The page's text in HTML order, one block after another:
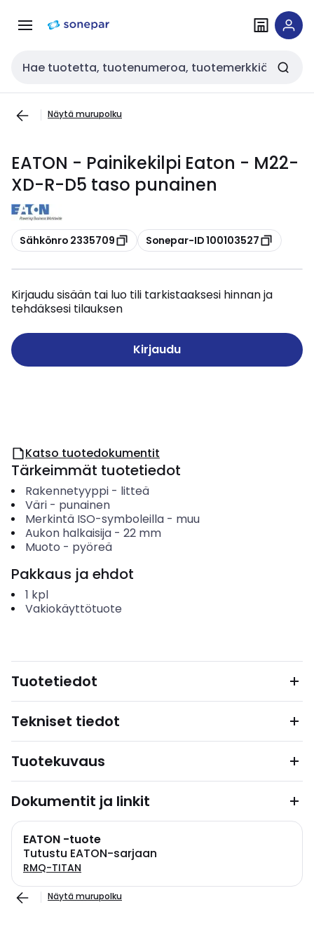
navigointiinsisältöön
Haku
Näytä murupolku
EATON - Painikekilpi Eaton - M22-
XD-R-D5 taso punainen
Kopioi
Sähkönro 2335709 Kopioi
Sonepar-ID 100103527
Kirjaudu sisään tai luo tili tarkistaaksesi hinnan ja
tehdäksesi tilauksen
Kirjaudu
Katso tuotedokumentit
Tärkeimmät tuotetiedot
Rakennetyyppi- litteä
Väri- punainen
Merkintä ISO-symboleilla- muu
Aukon halkaisija- 22 mm
Muoto - pyöreä
Pakkaus ja ehdot
1 kpl
Vakiokäyttötuote
Tuotetiedot
Tekniset tiedot
Tuotekuvaus
Dokumentit ja linkit
EATON -tuote
Tutustu EATON-sarjaan
RMQ-TITAN
Näytä murupolku